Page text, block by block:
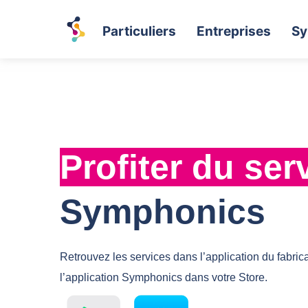
Particuliers Entreprises
Profiter du
Symphonics
Retrouvez les services dans l’application du
l’application Symphonics dans votre Store.